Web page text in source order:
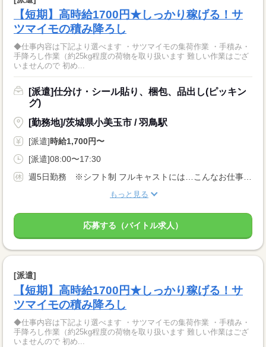
【短期】高時給1700円★しっかり稼げる！サ
ツマイモの積み降ろし
◆仕事内容は下記より選べます ・サツマイモの集荷作業 ・手積み・
手降ろし作業（約25kg程度の荷物を取り扱います 難しい作業はござ
いませんので 初め...
[派遣]仕分け・シール貼り、梱包、品出し(ピッキン
グ)
[勤務地]/茨城県小美玉市 / 羽鳥駅
[派遣]時給1,700円〜
[派遣]08:00〜17:30
週5日勤務 ※シフト制 フルキャストには…こんなお仕事も！ ↓ 午前のみ・午後のみも可能！ 早朝・夜勤のお仕事もあります！
もっと見る
応募する（バイトル求人）
[派遣]
【短期】高時給1700円★しっかり稼げる！サ
ツマイモの積み降ろし
◆仕事内容は下記より選べます ・サツマイモの集荷作業 ・手積み・
手降ろし作業（約25kg程度の荷物を取り扱います 難しい作業はござ
いませんので 初め...